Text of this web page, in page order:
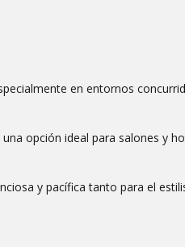
en entornos
opción ideal para salones y
y pacífica tanto para el